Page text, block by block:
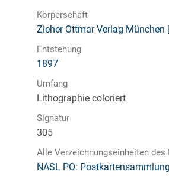
Körperschaft
Zieher Ottmar Verlag München
Entstehung
1897
Umfang
Lithographie coloriert
Signatur
305
Alle Verzeichnungseinheiten des
NASL PO: Postkartensammlung